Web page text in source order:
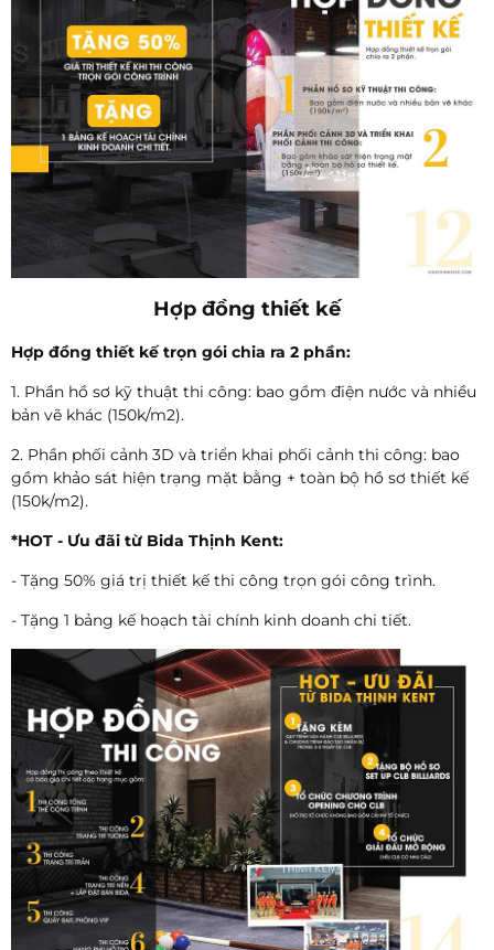
Hợp đồng thiết kế
Hợp đồng thiết kế trọn gói chia ra 2 phần:
1. Phần hồ sơ kỹ thuật thi công: bao gồm điện nước và nhiều
bản vẽ khác (150k/m2).
2. Phần phối cảnh 3D và triển khai phối cảnh thi công: bao
gồm khảo sát hiện trạng mặt bằng + toàn bộ hồ sơ thiết kế
(150k/m2).
*HOT - Ưu đãi từ Bida Thịnh Kent:
- Tặng 50% giá trị thiết kế thi công trọn gói công trình.
- Tặng 1 bảng kế hoạch tài chính kinh doanh chi tiết.